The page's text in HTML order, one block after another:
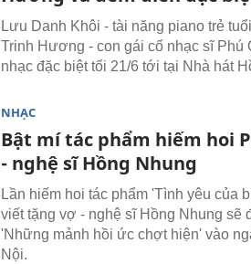
Lưu Danh Khôi - tài năng piano trẻ
Trinh Hương - con gái cố nhạc sĩ Phú
nhạc đặc biệt tối 21/6 tới tại Nhà hát
NHẠC
Bật mí tác phẩm hiếm hoi
- nghệ sĩ Hồng Nhung
Lần hiếm hoi tác phẩm 'Tình yêu của
viết tặng vợ - nghệ sĩ Hồng Nhung sẽ
'Những mảnh hồi ức chợt hiện' vào
Nội.